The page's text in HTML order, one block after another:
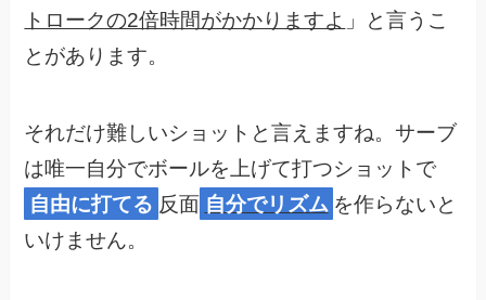
トロークの2倍時間がかかりますよ 」と言うこ
とがあります。
それだけ難しいショットと言えますね。サーブ
は唯一自分でボールを上げて打つショットで
自由に打てる 反面 自分でリズム を作らないと
いけません。